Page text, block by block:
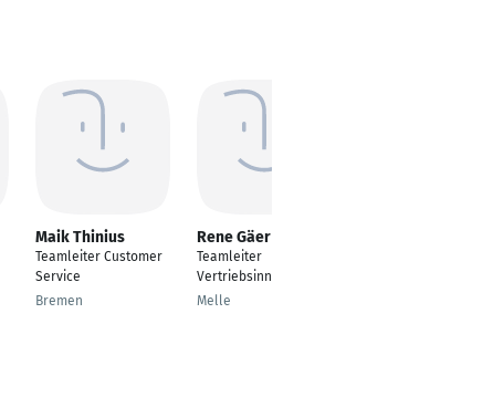
Maik Thinius
Teamleiter Customer
Service
Bremen
Rene Gäer
Teamleiter
Vertriebsinnendienst
Melle